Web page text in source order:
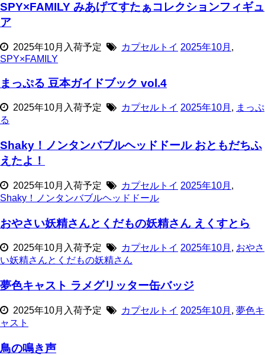
SPY×FAMILY みあげてすたぁコレクションフィギュ
ア
2025年10月入荷予定 カプセルトイ 2025年10月 ,
SPY×FAMILY
まっぷる 豆本ガイドブック vol.4
2025年10月入荷予定 カプセルトイ 2025年10月 , まっぷ
る
Shaky！ノンタンバブルヘッドドール おともだちふ
えたよ！
2025年10月入荷予定 カプセルトイ 2025年10月 ,
Shaky！ノンタンバブルヘッドドール
おやさい妖精さんとくだもの妖精さん えくすとら
2025年10月入荷予定 カプセルトイ 2025年10月 , おやさ
い妖精さんとくだもの妖精さん
夢色キャスト ラメグリッター缶バッジ
2025年10月入荷予定 カプセルトイ 2025年10月 , 夢色キ
ャスト
鳥の鳴き声